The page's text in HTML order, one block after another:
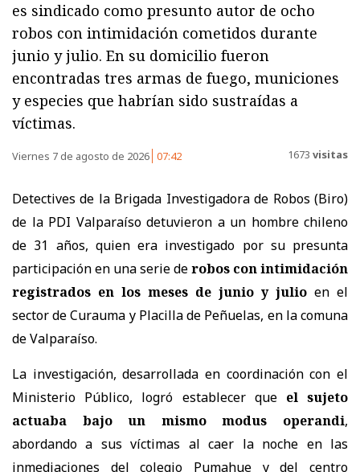
es sindicado como presunto autor de ocho
robos con intimidación cometidos durante
junio y julio. En su domicilio fueron
encontradas tres armas de fuego, municiones
y especies que habrían sido sustraídas a
víctimas.
Viernes 7 de agosto de 2026 07:42 1673 visitas
Detectives de la Brigada Investigadora de Robos (Biro)
de la PDI Valparaíso detuvieron a un hombre chileno
de 31 años, quien era investigado por su presunta
participación en una serie derobos con intimidación
registrados en los meses de junio y julio en el
sector de Curauma y Placilla de Peñuelas, en la comuna
de Valparaíso.
La investigación, desarrollada en coordinación con el
Ministerio Público, logró establecer queel sujeto
actuaba bajo un mismo modus operandi,
abordando a sus víctimas al caer la noche en las
inmediaciones del colegio Pumahue y del centro